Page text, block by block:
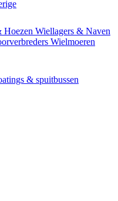
Hoezen Wiellagers & Naven
Wielmoeren
& spuitbussen